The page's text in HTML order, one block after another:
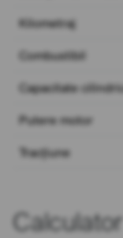
Kilometraj
Combustibil
Capacitate
Putere motor
Tracțiune